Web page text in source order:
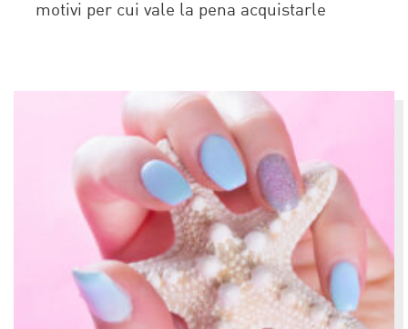
motivi per cui vale la pena acquistarle